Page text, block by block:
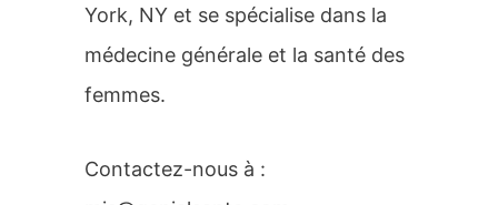
York, NY et se spécialise dans la
médecine générale et la santé des
femmes.
Contactez-nous à :